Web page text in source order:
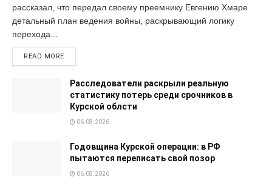
рассказал, что передал своему преемнику Евгению Хмаре
детальный план ведения войны, раскрывающий логику
перехода...
READ MORE
Расследователи раскрыли реальную
статистику потерь среди срочников в
Курской облсти
06.08.2026
Годовщина Курской операции: в РФ
пытаются переписать свой позор
06.08.2026